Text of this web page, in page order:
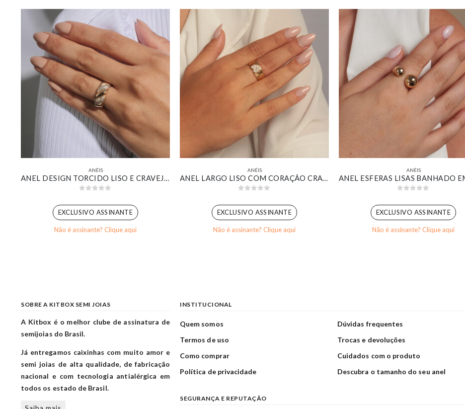
ANÉIS
ANEL DESIGN TORCIDO LISO E CRAVEJADO BANHADO EM OURO 18K
EXCLUSIVO ASSINANTE
Não é assinante? Clique aqui
ANÉIS
ANEL LARGO LISO COM CORAÇÃO CRAVEJADO BANHADO EM OURO 18K
EXCLUSIVO ASSINANTE
Não é assinante? Clique aqui
ANÉIS
EXCLUSIVO ASSINANTE
Não é assinante? Clique aqui
SOBRE A KITBOX SEMI JOIAS
A Kitbox é o melhor clube de assinatura de
semijoias do Brasil.
Já entregamos caixinhas com muito amor e
semi joias de alta qualidade, de fabricação
nacional e com tecnologia antialérgica em
todos os estado de Brasil.
INSTITUCIONAL
Quem somos
Termos de uso
Como comprar
Política de privacidade
Dúvidas frequentes
Trocas e devoluções
Cuidados com o produto
Descubra o tamanho do seu anel
SEGURANÇA E REPUTAÇÃO